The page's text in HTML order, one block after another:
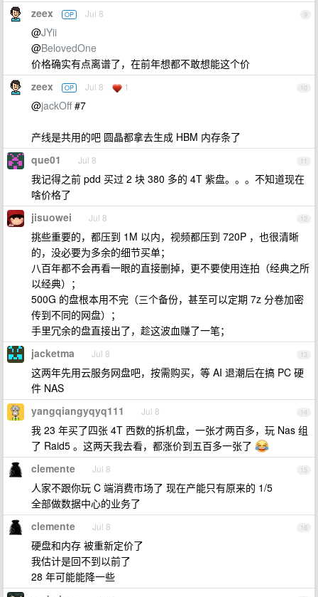
9
zeex OP Jul 8
@JYii
@BelovedOne
价格确实有点离谱了，在前年想都不敢想能这个价
10
zeex OP Jul 8 1
@jackOff#7
产线是共用的吧 圆晶都拿去生成 HBM 内存条了
11
que01 Jul 8
我记得之前 pdd 买过 2 块 380 多的 4T 紫盘。。。不知道现在
啥价格了
12
jisuowei Jul 8
挑些重要的，都压到 1M 以内，视频都压到 720P ，也很清晰
的，没必要为多余的细节买单；
八百年都不会再看一眼的直接删掉，更不要使用连拍（经典之所
以经典）；
500G 的盘根本用不完（三个备份，甚至可以定期 7z 分卷加密
传到不同的网盘）；
手里冗余的盘直接出了，趁这波血赚了一笔；
13
jacketma Jul 8
这两年先用云服务网盘吧，按需购买，等 AI 退潮后在搞 PC 硬
件 NAS
14
yangqiangyqyq111 Jul 8
我 23 年买了四张 4T 西数的拆机盘，一张才两百多，玩 Nas 组
了 Raid5 。这两天我去看，都涨价到五百多一张了
15
clemente Jul 8
人家不跟你玩 C 端消费市场了 现在产能只有原来的 1/5
全部做数据中心的业务了
16
clemente Jul 8
硬盘和内存 被重新定价了
我估计是回不到以前了
28 年可能能降一些